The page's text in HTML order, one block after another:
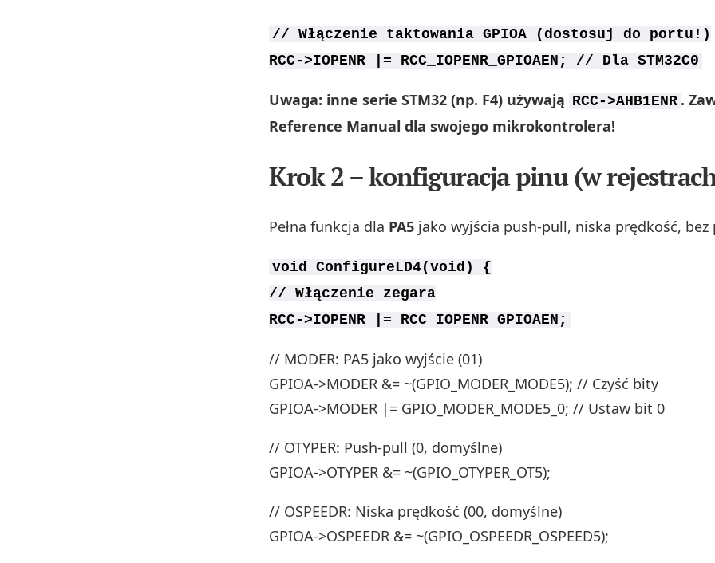
// Włączenie taktowania GPIOA (dostosuj do portu!)
RCC->IOPENR |= RCC_IOPENR_GPIOAEN; // Dla STM32C0
Uwaga: inne serie STM32 (np. F4) używają RCC->AHB1ENR .
Reference Manual dla swojego mikrokontrolera!
Krok 2 – konfiguracja pinu (w
Pełna funkcja dla PA5 jako wyjścia push-pull, niska prędkość, bez
void ConfigureLD4(void) {
// Włączenie zegara
RCC->IOPENR |= RCC_IOPENR_GPIOAEN;
// MODER: PA5 jako wyjście (01)
GPIOA->MODER &= ~(GPIO_MODER_MODE5); // Czyść bity
GPIOA->MODER |= GPIO_MODER_MODE5_0; // Ustaw bit 0
// OTYPER: Push-pull (0, domyślne)
GPIOA->OTYPER &= ~(GPIO_OTYPER_OT5);
// OSPEEDR: Niska prędkość (00, domyślne)
GPIOA->OSPEEDR &= ~(GPIO_OSPEEDR_OSPEED5);